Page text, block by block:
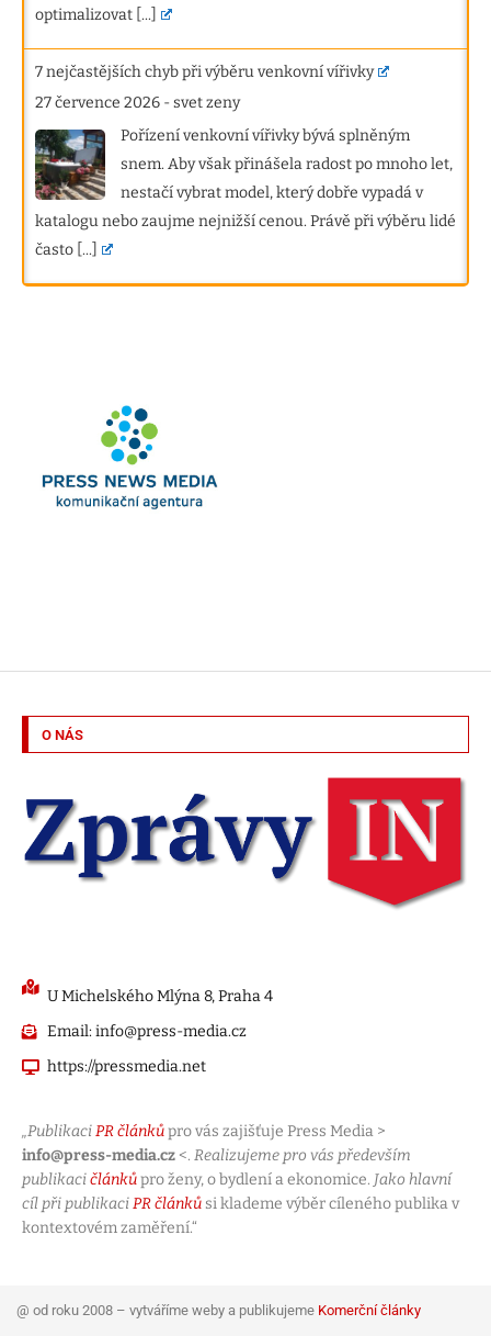
optimalizovat [...]
7 nejčastějších chyb při výběru venkovní vířivky
27 července 2026 -svet zeny
Pořízení venkovní vířivky bývá splněným
snem. Aby však přinášela radost po mnoho let,
nestačí vybrat model, který dobře vypadá v
katalogu nebo zaujme nejnižší cenou. Právě při výběru lidé
často [...]
O NÁS
U Michelského Mlýna 8, Praha 4
Email: info@press-media.cz
https://pressmedia.net
„PublikaciPR článkůpro vás zajišťuje Press Media >
info@press-media.cz <. Realizujeme pro vás především
publikacičlánkůpro ženy, o bydlení a ekonomice. Jako hlavní
cíl při publikaciPR článků si klademe výběr cíleného publika v
kontextovém zaměření.“
@ od roku 2008 – vytváříme weby a publikujeme Komerční články